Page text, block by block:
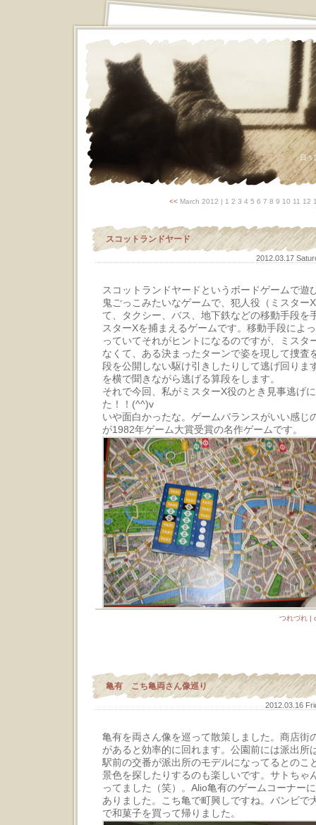
日
<< March 2012 | 1 2 3 4 5 6 7 8 9 10 11 12
スコットランドヤード
2012.03.17
スコットランドヤードというボードゲームで遊
鬼ごっこみたいなゲームで、犯人役（ミスター
て、タクシー、バス、地下鉄などの移動手段を
スターXを捕まえるゲームです。移動手段によ
っていてそれがヒントになるのですが、ミスタ
なくて、ある決まったターンで姿を現して捜査
段を公開しない駆け引きしたりして逃げ回りま
を横で聞きながら逃げる算段をします。
それで今回、私がミスターX役のとき見事逃げ
た！！(^^)v
いや面白かったな。ゲームバランスがいい感じ
が1982年ゲーム大賞受賞の名作ゲームです。
つれづれ |
亀有 こち亀両さん像巡り
2012.03.16
亀有を両さん像を巡って散策しました。商店街
があると効率的に回れます。公園前には派出所
駅前の交番が派出所のモデルになってるとのこ
景色を探したりするのも楽しいです。サトちゃ
ってました（笑）。Alio亀有のゲームコーナー
ありました。こち亀で町興しですね。バンビで
で和菓子を買って帰りました。